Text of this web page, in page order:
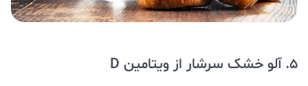
5. آلو خشک سرشار از ویتامین D